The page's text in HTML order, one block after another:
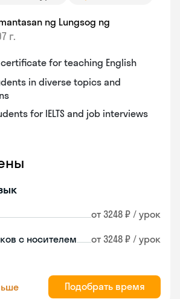
ng Lungsog ng
г.
certificate for teaching English
in diverse topics and
for IELTS and job interviews
от 3248 ₽ / урок
с носителем от 3248 ₽ / урок
Подобрать время